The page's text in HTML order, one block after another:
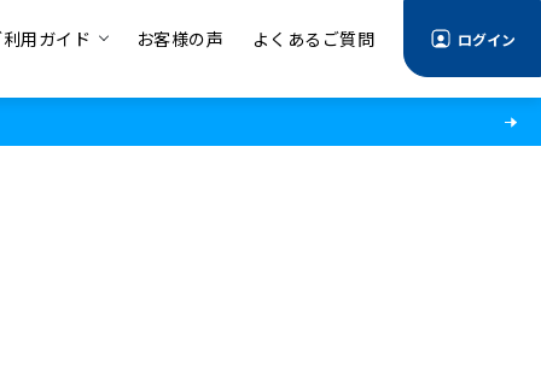
用ガイド お客様の声 よくあるご質問 ログイン